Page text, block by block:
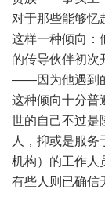
对于那些能够忆
这样一种倾向：
的传导伙伴初次
——因为他遇到的
这种倾向十分普
世的自己不过是
人，抑或是服务
机构）的工作人
有些人则已确信